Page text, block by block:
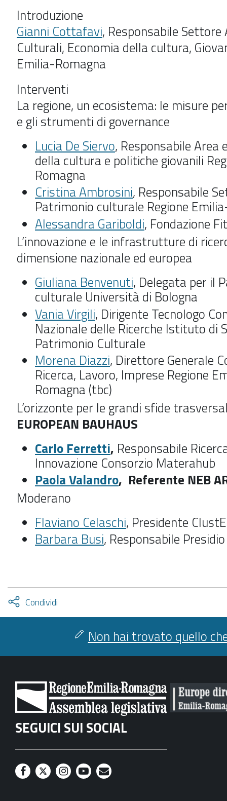
Introduzione
Gianni Cottafavi, Responsabile
Culturali, Economia della cultura,
Emilia-Romagna
Interventi
La regione, un ecosistema: le misure
e gli strumenti di governance
Lucia De Siervo, Responsabile Area
della cultura e politiche giovanili
Romagna
Cristina Ambrosini, Responsabile
Patrimonio culturale Regione
Alessandra Gariboldi, Fondazione
L’innovazione e le infrastrutture di
dimensione nazionale ed europea
Giuliana Benvenuti, Delegata per il
culturale Università di Bologna
Vania Virgili, Dirigente Tecnologo
Nazionale delle Ricerche Istituto di
Patrimonio Culturale
Morena Diazzi, Direttore Generale
Ricerca, Lavoro, Imprese Regione
Romagna (tbc)
L’orizzonte per le grandi sfide
EUROPEAN BAUHAUS
Carlo Ferretti, Responsabile
Innovazione Consorzio Materahub
Paola Valandro, Referente NEB
Moderano
Flaviano Celaschi, Presidente
Barbara Busi, Responsabile
Condividi
facebook
twitter
Attiva
condividi
Non hai trovato quello
SEGUICI SUI SOCIAL
F
T
I
Y
M